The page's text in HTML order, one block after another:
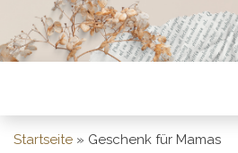
Startseite » Geschenk für Mamas